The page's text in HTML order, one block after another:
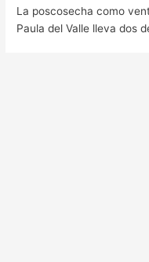
La poscosecha como
Paula del Valle lleva dos